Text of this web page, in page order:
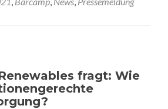
about
Renewables
2021
für
fragt: Wie